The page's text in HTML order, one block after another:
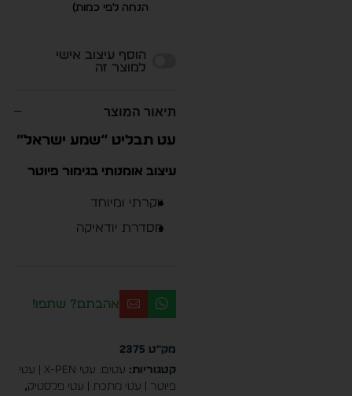
הנחה לפי כמות)
הוסף עיצוב אישי
למוצר זה
תיאור המוצר
עט תבליט “שמע ישראל”
עיצוב אומנותי בגימור פיוטר
יוקרתי ומיוחד
מסדרת יודאיקה
אהבתם? שתפו!
מק"ט 2375
קטגוריות:
עטים: עטי X-PEN | עטי
פיוטר | עטי מתכת | עטי פלסטיק,